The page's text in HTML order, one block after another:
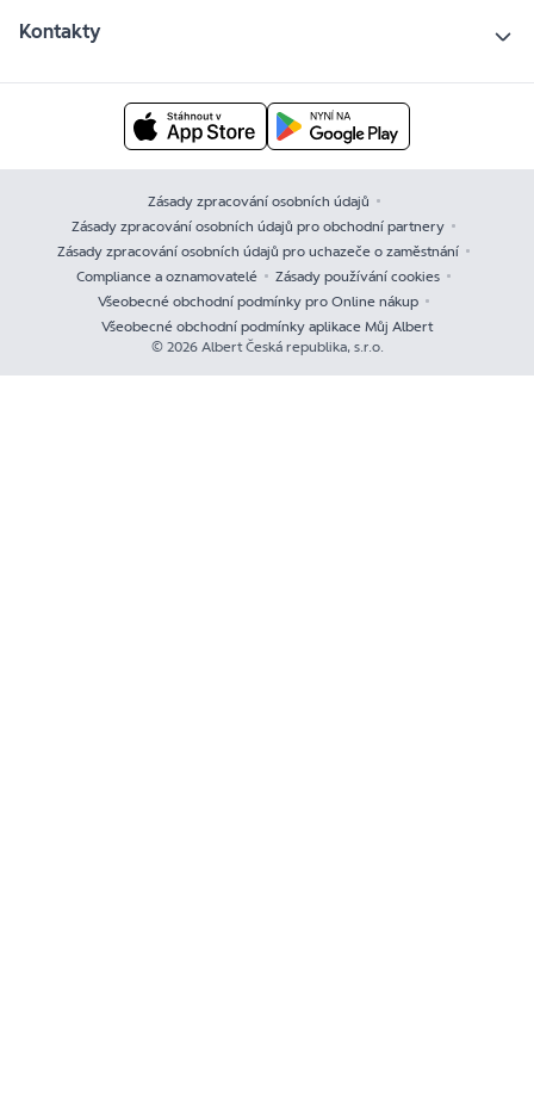
Kontakty
Zásady zpracování osobních údajů
Zásady zpracování osobních údajů pro obchodní partnery
Zásady zpracování osobních údajů pro uchazeče o zaměstnání
Compliance a oznamovatelé
Zásady používání cookies
Všeobecné obchodní podmínky pro Online nákup
Všeobecné obchodní podmínky aplikace Můj Albert
© 2026 Albert Česká republika, s.r.o.